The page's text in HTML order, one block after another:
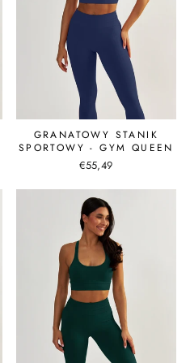
GRANATOWY STANIK
SPORTOWY - GYM QUEEN
€55,49